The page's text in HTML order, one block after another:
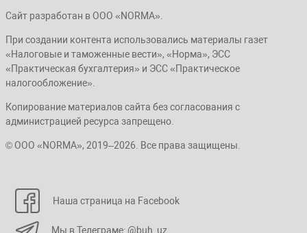
Сайт разработан в ООО «NORMA».
При создании контента использовались материалы газет
«Налоговые и таможенные вести», «Норма», ЭСС
«Практическая бухгалтерия» и ЭСС «Практическое
налогообложение».
Копирование материалов сайта без согласования с
администрацией ресурса запрещено.
© ООО «NORMA», 2019–2026. Все права защищены.
Наша страница на Facebook
Мы в Телеграме: @buh_uz